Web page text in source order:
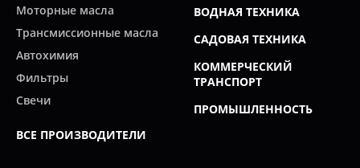
Моторные масла
Трансмиссионные масла
Автохимия
Фильтры
Свечи
ВСЕ ПРОИЗВОДИТЕЛИ
ВОДНАЯ ТЕХНИКА
САДОВАЯ ТЕХНИКА
КОММЕРЧЕСКИЙ
ТРАНСПОРТ
ПРОМЫШЛЕННОСТЬ